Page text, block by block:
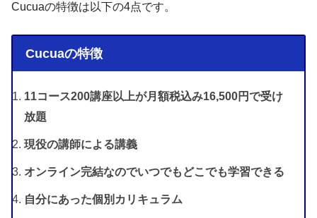
Cucuaの特徴は以下の4点です。
Cucuaの特徴
11コース200講座以上が月額税込み16,500円で受け
放題
現役の講師による講義
オンライン完結なのでいつでもどこでも学習できる
自分にあった個別カリキュラム